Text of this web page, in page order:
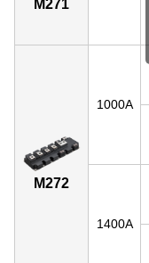
M271
M272
1000A
1400A